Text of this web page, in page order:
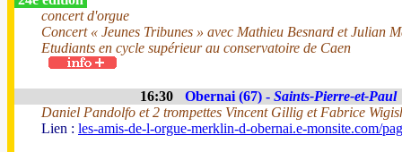
concert d'orgue
Concert « Jeunes Tribunes » avec Mathieu Besnard et Julian
Etudiants en cycle supérieur au conservatoire de Caen
16:30 Obernai (67) - Saints-Pierre-et-Paul
Daniel Pandolfo et 2 trompettes Vincent Gillig et Fabrice
Lien : les-amis-de-l-orgue-merklin-d-obernai.e-monsite.com/